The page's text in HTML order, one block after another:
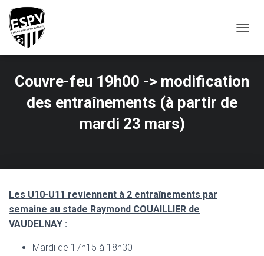
L
T
Couvre-feu 19h00 -> modification
des entraînements (à partir de
mardi 23 mars)
Les U10-U11 reviennent à 2 entraînements par
semaine au stade Raymond COUAILLIER de
VAUDELNAY :
Mardi de 17h15 à 18h30